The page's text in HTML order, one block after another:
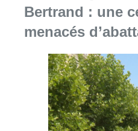
05 août 2026Consulter